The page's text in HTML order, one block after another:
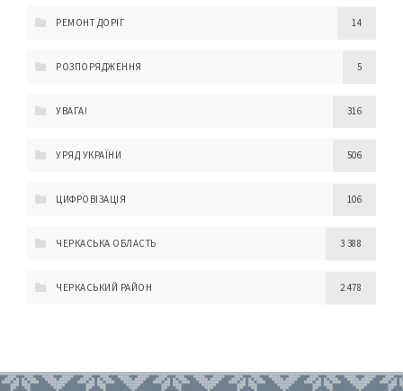
РЕМОНТ ДОРІГ 14
РОЗПОРЯДЖЕННЯ 5
УВАГА! 316
УРЯД УКРАЇНИ 506
ЦИФРОВІЗАЦІЯ 106
ЧЕРКАСЬКА ОБЛАСТЬ 3 388
ЧЕРКАСЬКИЙ РАЙОН 2 478